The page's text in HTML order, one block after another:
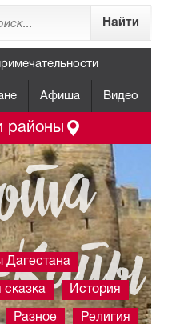
Афиша Видео
районы
Дагестана
сказка История
Разное Религия